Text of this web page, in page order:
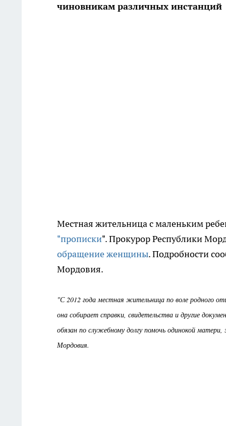
чиновникам различных инстанций
Местная жительница с маленьким
"прописки". Прокурор Республики
обращение женщины. Подробности
Мордовия.
"С 2012 года местная жительница по воле родного
она собирает справки, свидетельства и другие
обязан по служебному долгу помочь одинокой
Мордовия.